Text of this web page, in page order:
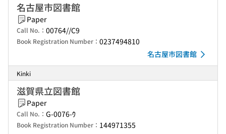
名古屋市図書館
Paper
Call No.： 00764//C9
Book Registration Number： 0237494810
名古屋市図書館
Kinki
滋賀県立図書館
Paper
Call No.： G-0076-ｳ
Book Registration Number： 144971355